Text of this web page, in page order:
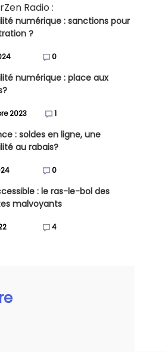
Radio :
numérique : sanctions pour
?
0
numérique : place aux
2023 1
: soldes en ligne, une
au rabais?
0
: le ras-le-bol des
malvoyants
4